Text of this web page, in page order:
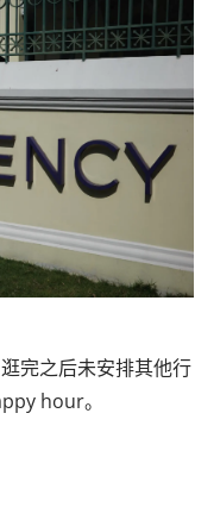
完之后未安排其他行
hour。